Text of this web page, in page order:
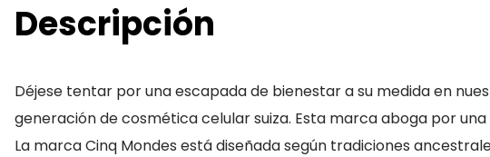
Descripción
Déjese tentar por una escapada de bienestar a su medida en
generación de cosmética celular suiza. Esta marca aboga por
La marca Cinq Mondes está diseñada según tradiciones